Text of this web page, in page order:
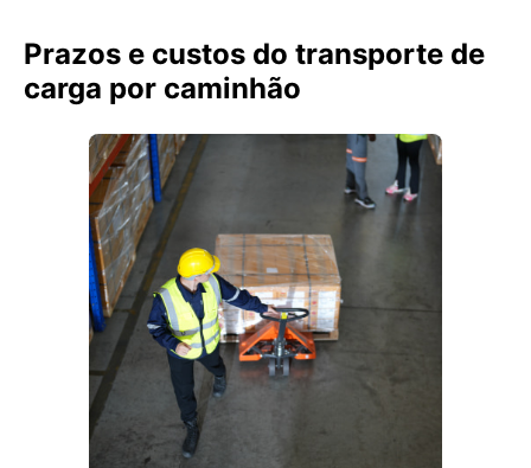
Prazos e custos do transporte de
carga por caminhão